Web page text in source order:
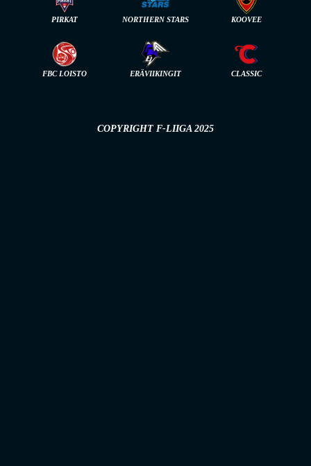
PIRKAT NORTHERN STARS KOOVEE
FBC LOISTO ERÄVIIKINGIT CLASSIC
COPYRIGHT F-LIIGA 2025